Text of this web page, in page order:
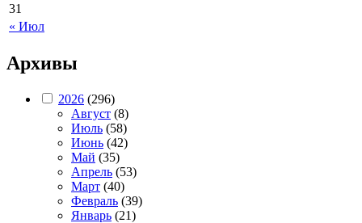
« Июл
31
Архивы
2026 (296)
Август (8)
Июль (58)
Июнь (42)
Май (35)
Апрель (53)
Март (40)
Февраль (39)
Январь (21)